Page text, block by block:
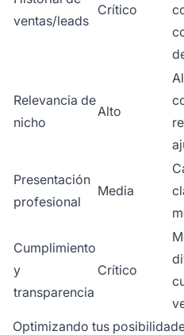
ventas/leads
Crítico
Relevancia de
nicho
Alto
Presentación
profesional
Media
Cumplimiento
y
transparencia
Crítico
Optimizando tus